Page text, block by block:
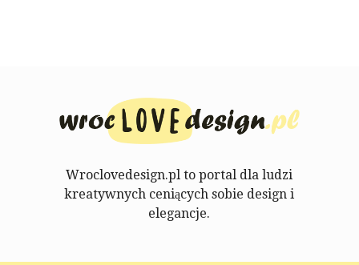
Wroclovedesign.pl to portal dla ludzi
kreatywnych ceniących sobie design i
elegancje.